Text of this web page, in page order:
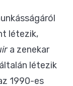
létezik,
a zenekar
létezik
1990-es